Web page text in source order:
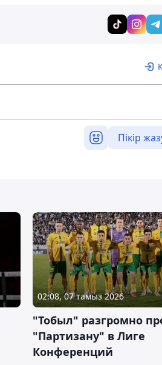
Пікір
02:08, 07 тамыз 2026
"Тобыл" разгромно
"Партизану" в Лиге
Конференций